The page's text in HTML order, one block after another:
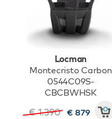
Locman
Montecristo Carbon
0544C09S-
CBCBWHSK
€ 1.390 € 879